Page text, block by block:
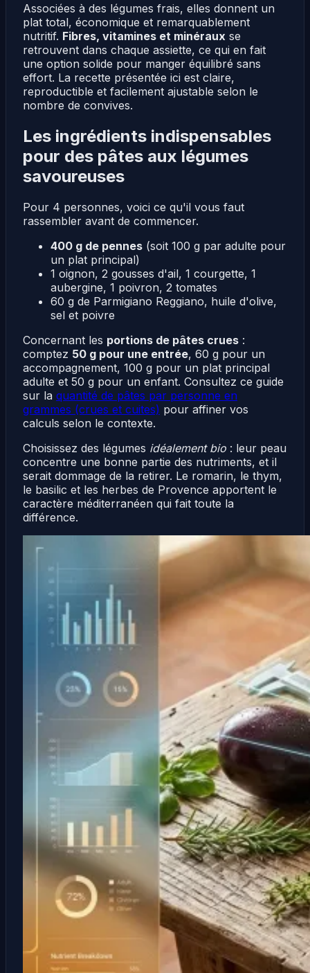
Associées à des légumes frais, elles donnent un
plat total, économique et remarquablement
nutritif. Fibres, vitamines et minéraux se
retrouvent dans chaque assiette, ce qui en fait
une option solide pour manger équilibré sans
effort. La recette présentée ici est claire,
reproductible et facilement ajustable selon le
nombre de convives.
Les ingrédients indispensables
pour des pâtes aux légumes
savoureuses
Pour 4 personnes, voici ce qu'il vous faut
rassembler avant de commencer.
400 g de pennes (soit 100 g par adulte pour
un plat principal)
1 oignon, 2 gousses d'ail, 1 courgette, 1
aubergine, 1 poivron, 2 tomates
60 g de Parmigiano Reggiano, huile d'olive,
sel et poivre
Concernant les portions de pâtes crues :
comptez 50 g pour une entrée, 60 g pour un
accompagnement, 100 g pour un plat principal
adulte et 50 g pour un enfant. Consultez ce guide
sur la quantité de pâtes par personne en
grammes (crues et cuites) pour affiner vos
calculs selon le contexte.
Choisissez des légumes idéalement bio : leur peau
concentre une bonne partie des nutriments, et il
serait dommage de la retirer. Le romarin, le thym,
le basilic et les herbes de Provence apportent le
caractère méditerranéen qui fait toute la
différence.